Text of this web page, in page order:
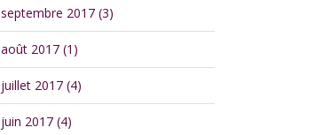
septembre 2017 (3)
août 2017 (1)
juillet 2017 (4)
juin 2017 (4)